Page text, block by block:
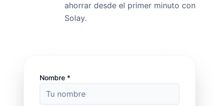
ahorrar desde el primer minuto con
Solay.
Nombre *